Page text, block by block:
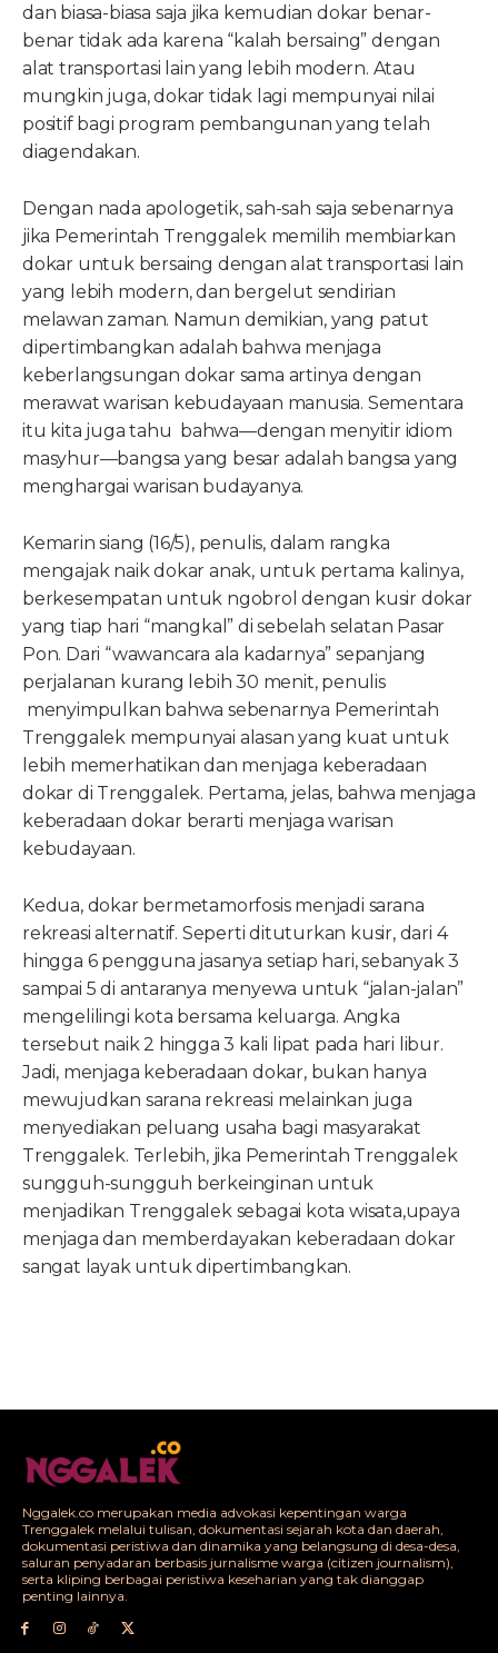
dan biasa-biasa saja jika kemudian dokar benar-
benar tidak ada karena “kalah bersaing” dengan
alat transportasi lain yang lebih modern. Atau
mungkin juga, dokar tidak lagi mempunyai nilai
positif bagi program pembangunan yang telah
diagendakan.
Dengan nada apologetik, sah-sah saja sebenarnya
jika Pemerintah Trenggalek memilih membiarkan
dokar untuk bersaing dengan alat transportasi lain
yang lebih modern, dan bergelut sendirian
melawan zaman. Namun demikian, yang patut
dipertimbangkan adalah bahwa menjaga
keberlangsungan dokar sama artinya dengan
merawat warisan kebudayaan manusia. Sementara
itu kita juga tahu bahwa—dengan menyitir idiom
masyhur—bangsa yang besar adalah bangsa yang
menghargai warisan budayanya.
Kemarin siang (16/5), penulis, dalam rangka
mengajak naik dokar anak, untuk pertama kalinya,
berkesempatan untuk ngobrol dengan kusir dokar
yang tiap hari “mangkal” di sebelah selatan Pasar
Pon. Dari “wawancara ala kadarnya” sepanjang
perjalanan kurang lebih 30 menit, penulis
menyimpulkan bahwa sebenarnya Pemerintah
Trenggalek mempunyai alasan yang kuat untuk
lebih memerhatikan dan menjaga keberadaan
dokar di Trenggalek. Pertama, jelas, bahwa menjaga
keberadaan dokar berarti menjaga warisan
kebudayaan.
Kedua, dokar bermetamorfosis menjadi sarana
rekreasi alternatif. Seperti dituturkan kusir, dari 4
hingga 6 pengguna jasanya setiap hari, sebanyak 3
sampai 5 di antaranya menyewa untuk “jalan-jalan”
mengelilingi kota bersama keluarga. Angka
tersebut naik 2 hingga 3 kali lipat pada hari libur.
Jadi, menjaga keberadaan dokar, bukan hanya
mewujudkan sarana rekreasi melainkan juga
menyediakan peluang usaha bagi masyarakat
Trenggalek. Terlebih, jika Pemerintah Trenggalek
sungguh-sungguh berkeinginan untuk
menjadikan Trenggalek sebagai kota wisata,upaya
menjaga dan memberdayakan keberadaan dokar
sangat layak untuk dipertimbangkan.
Nggalek.co merupakan media advokasi kepentingan warga
Trenggalek melalui tulisan, dokumentasi sejarah kota dan daerah,
dokumentasi peristiwa dan dinamika yang belangsung di desa-desa,
saluran penyadaran berbasis jurnalisme warga (citizen journalism),
serta kliping berbagai peristiwa keseharian yang tak dianggap
penting lainnya.